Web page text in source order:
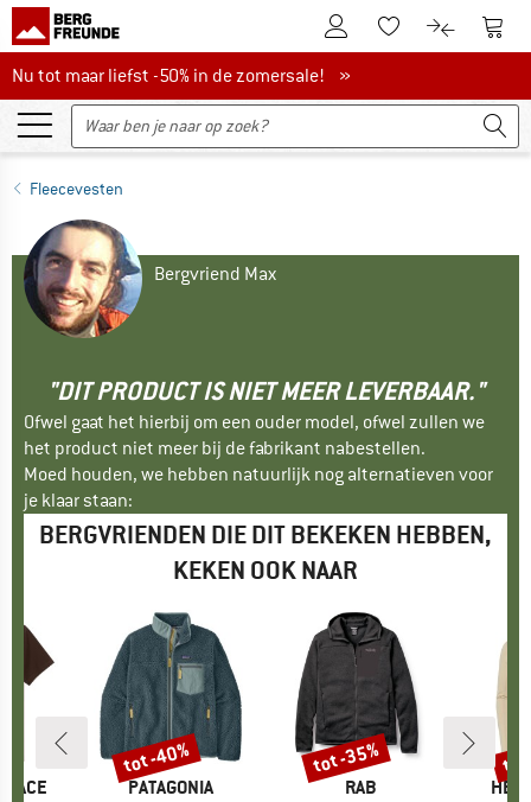
De klantenaccount
Naar deNaar de
Nu tot maar liefst -50% in de zomersale!
Nu tot maar liefst -50% in de zomersale! »
Fleecevesten
Bergvriend Max
"DIT PRODUCT IS NIET MEER LEVERBAAR."
Ofwel gaat het hierbij om een ouder model, ofwel zullen we
het product niet meer bij de fabrikant nabestellen.
Moed houden, we hebben natuurlijk nog alternatieven voor
je klaar staan:
BERGVRIENDEN DIE DIT BEKEKEN HEBBEN,
KEKEN OOK NAAR
FACE MERK
PATAGONIA
Korting
tot -40%
MERK
RAB
Korting
tot -35% tot